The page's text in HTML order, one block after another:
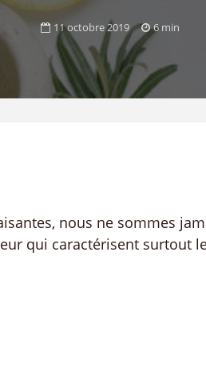
11 octobre 2019 6 min
nous ne sommes
qui caractérisent surtout